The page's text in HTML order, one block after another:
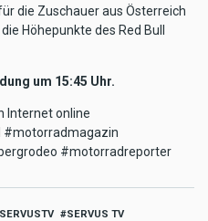
die Zuschauer aus Österreich
Höhepunkte des Red Bull
um 15:45 Uhr.
Internet online
#motorradreporter
SERVUS TV